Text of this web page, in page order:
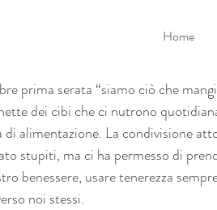
Home
prima serata “siamo ciò che
dei cibi che ci nutrono
alimentazione. La condivisione
stupiti, ma ci ha permesso di
benessere, usare tenerezza
noi stessi.